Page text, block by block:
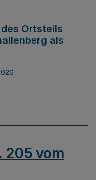
Ortsteils
als
205 vom